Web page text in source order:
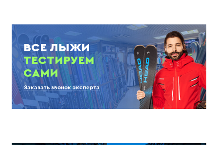
ВСЕ ЛЫЖИ
ТЕСТИРУЕМ
САМИ
Заказать звонок эксперта